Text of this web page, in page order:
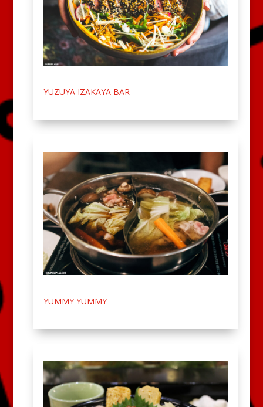
YUZUYA IZAKAYA BAR
YUMMY YUMMY